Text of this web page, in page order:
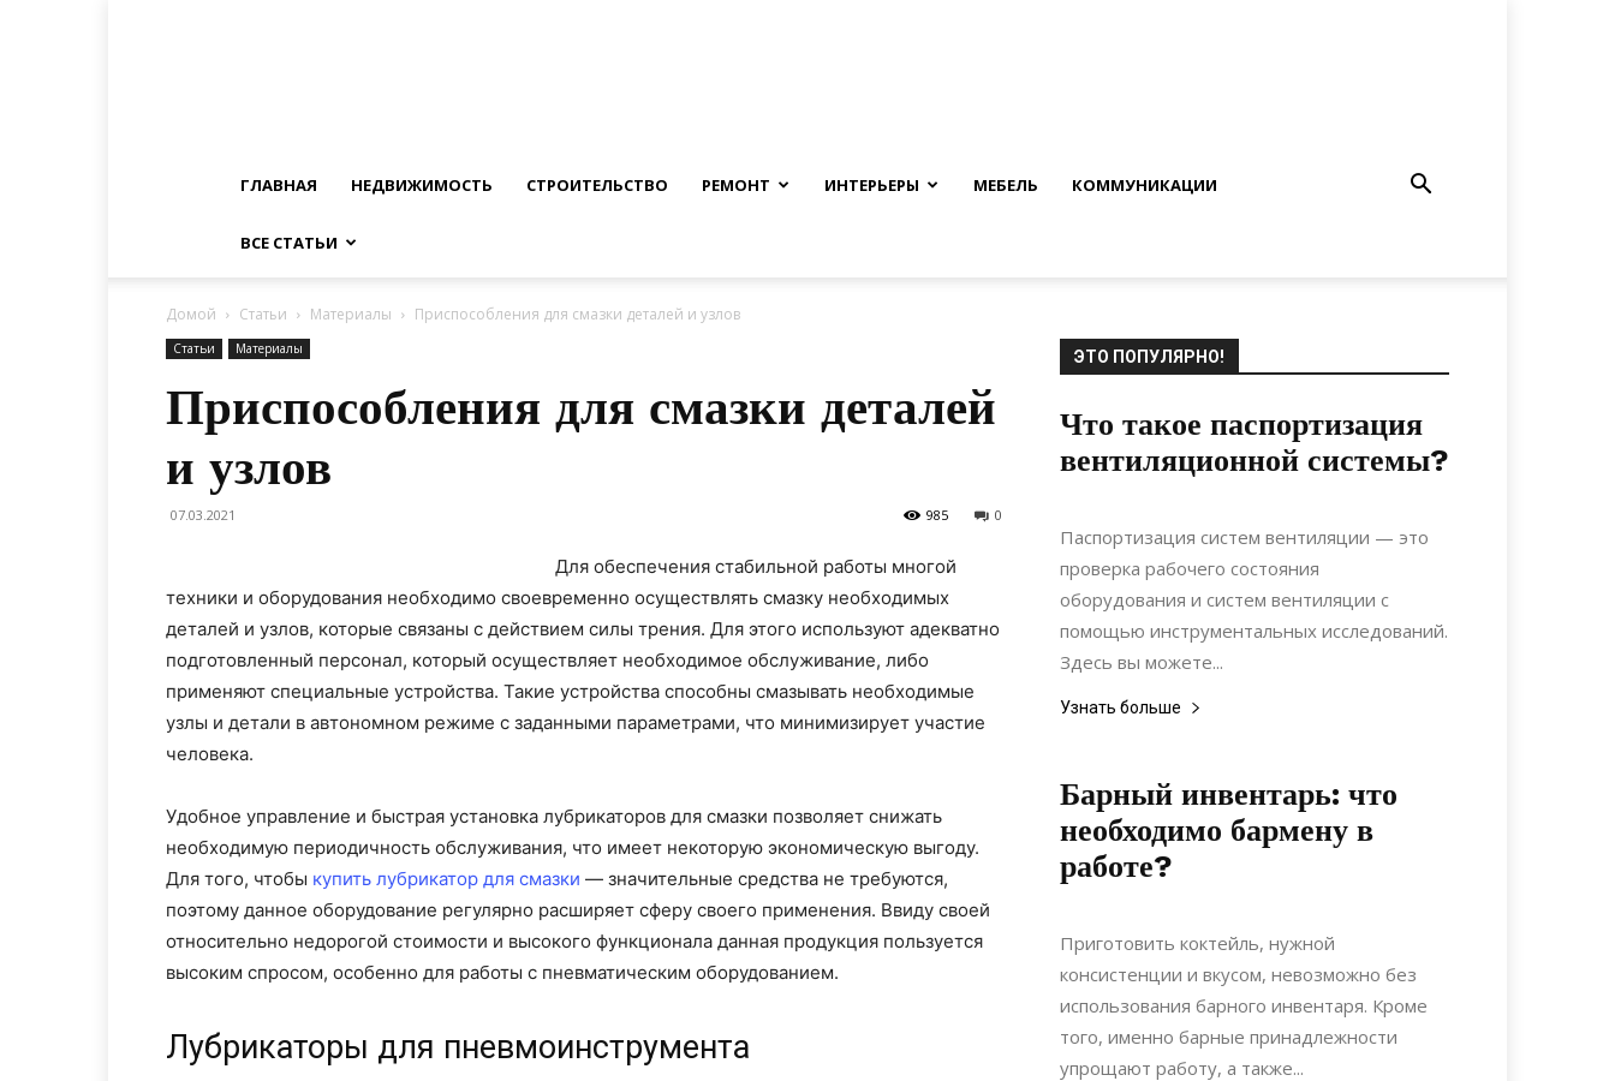
ГЛАВНАЯ НЕДВИЖИМОСТЬ СТРОИТЕЛЬСТВО РЕМОНТ ИНТЕРЬЕРЫ МЕБЕЛЬ КОММУНИКАЦИИ
ВСЕ СТАТЬИ
Домой Статьи Материалы Приспособления для смазки деталей и узлов
Статьи Материалы
Приспособления для смазки деталей
и узлов
07.03.2021 0
985
Для обеспечения стабильной работы многой
техники и оборудования необходимо своевременно осуществлять смазку необходимых
деталей и узлов, которые связаны с действием силы трения. Для этого используют адекватно
подготовленный персонал, который осуществляет необходимое обслуживание, либо
применяют специальные устройства. Такие устройства способны смазывать необходимые
узлы и детали в автономном режиме с заданными параметрами, что минимизирует участие
человека.
Удобное управление и быстрая установка лубрикаторов для смазки позволяет снижать
необходимую периодичность обслуживания, что имеет некоторую экономическую выгоду.
Для того, чтобы купить лубрикатор для смазки — значительные средства не требуются,
поэтому данное оборудование регулярно расширяет сферу своего применения. Ввиду своей
относительно недорогой стоимости и высокого функционала данная продукция пользуется
высоким спросом, особенно для работы с пневматическим оборудованием.
Лубрикаторы для пневмоинструмента
ЭТО ПОПУЛЯРНО!
Что такое паспортизация
вентиляционной системы?
23.07.2021 0
Паспортизация систем вентиляции — это
проверка рабочего состояния
оборудования и систем вентиляции с
помощью инструментальных исследований.
Здесь вы можете...
Узнать больше
Барный инвентарь: что
необходимо бармену в
работе?
17.08.2021
Приготовить коктейль, нужной
консистенции и вкусом, невозможно без
использования барного инвентаря. Кроме
того, именно барные принадлежности
упрощают работу, а также...